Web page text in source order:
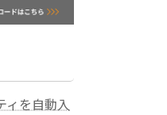
ィを自動入